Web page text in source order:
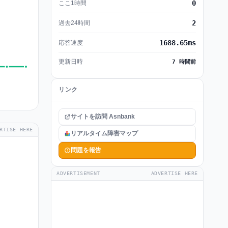
HERE
ここ1時間 0
過去24時間 2
応答速度 1688.65ms
更新日時 7 時間前
リンク
サイトを訪問 Asnbank
リアルタイム障害マップ
問題を報告
ADVERTISEMENT ADVERTISE HERE